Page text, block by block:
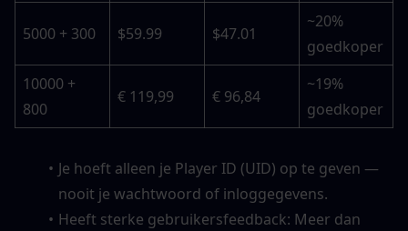
5000 + 300 $59.99 $47.01
~20%
goedkoper
10000 +
800
€ 119,99 € 96,84
~19%
goedkoper
Je hoeft alleen je Player ID (UID) op te geven —
nooit je wachtwoord of inloggegevens.
Heeft sterke gebruikersfeedback: Meer dan